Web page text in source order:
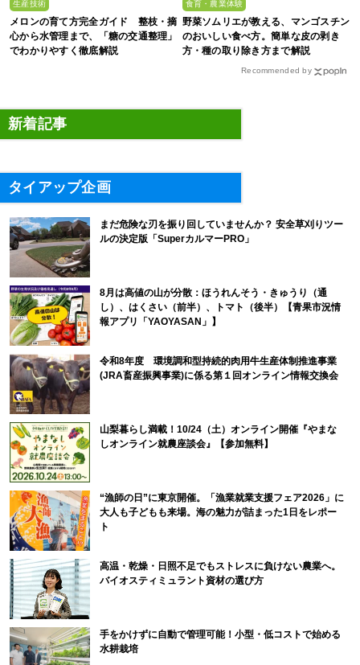
生産技術
メロンの育て方完全ガイド 整枝・摘
心から水管理まで、「糖の交通整理」
でわかりやすく徹底解説
食育・農業体験
野菜ソムリエが教える、マンゴスチン
のおいしい食べ方。簡単な皮の剥き
方・種の取り除き方まで解説
Recommended by
新着記事
タイアップ企画
まだ危険な刃を振り回していませんか？ 安全草刈りツー
ルの決定版「SuperカルマーPRO」
8月は高値の山が分散：ほうれんそう・きゅうり（通
し）、はくさい（前半）、トマト（後半）【青果市況情
報アプリ「YAOYASAN」】
令和8年度 環境調和型持続的肉用牛生産体制推進事業
(JRA畜産振興事業)に係る第１回オンライン情報交換会
山梨暮らし満載！10/24（土）オンライン開催『やまな
しオンライン就農座談会』【参加無料】
“漁師の日”に東京開催。「漁業就業支援フェア2026」に
大人も子どもも来場。海の魅力が詰まった1日をレポー
ト
高温・乾燥・日照不足でもストレスに負けない農業へ。
バイオスティミュラント資材の選び方
手をかけずに自動で管理可能！小型・低コストで始める
水耕栽培